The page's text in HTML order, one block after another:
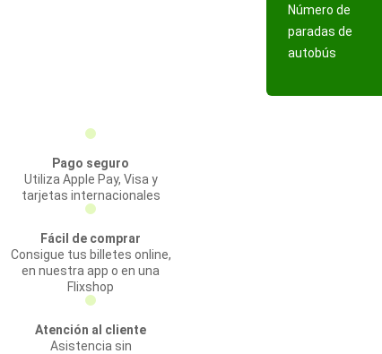
Número de
paradas de
autobús
Pago seguro
Utiliza Apple Pay, Visa y
tarjetas internacionales
Fácil de comprar
Consigue tus billetes online,
en nuestra app o en una
Flixshop
Atención al cliente
Asistencia sin